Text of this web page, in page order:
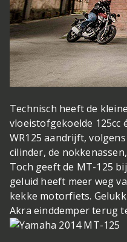
Technisch heeft de
vloeistofgekoelde 125cc
WR125 aandrijft,
cilinder, de
Toch geeft de MT-125
geluid heeft meer weg
kekke motorfiets.
Akra einddemper terug